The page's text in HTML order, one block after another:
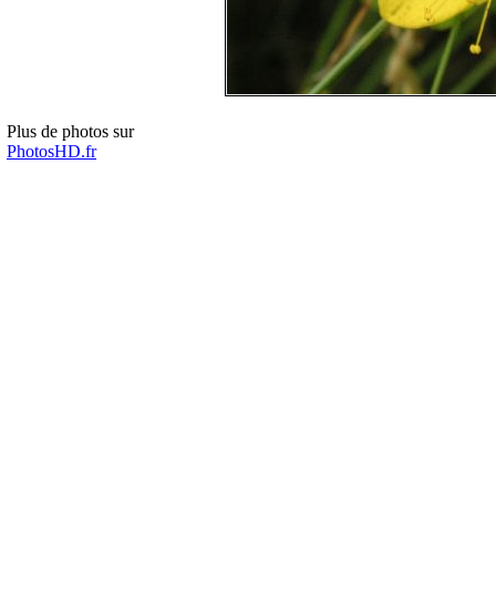
Plus de photos sur
PhotosHD.fr